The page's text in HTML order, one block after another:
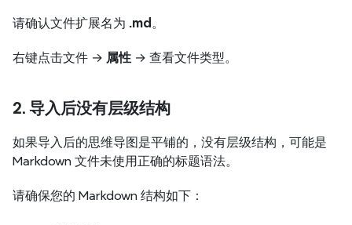
请确认文件扩展名为 .md 。
右键点击文件 → 属性 → 查看文件类型。
2. 导入后没有层级结构
如果导入后的思维导图是平铺的，没有层级结构，可能是
Markdown 文件未使用正确的标题语法。
请确保您的 Markdown 结构如下：